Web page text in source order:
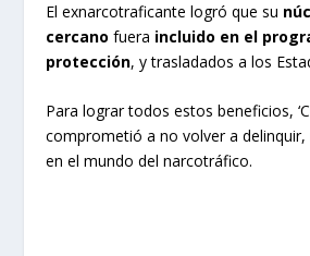
El exnarcotraficante logró que su
cercanofuera incluido en el
protección, y trasladados a los
Para lograr todos estos beneficios,
comprometió a no volver a
en el mundo del narcotráfico.